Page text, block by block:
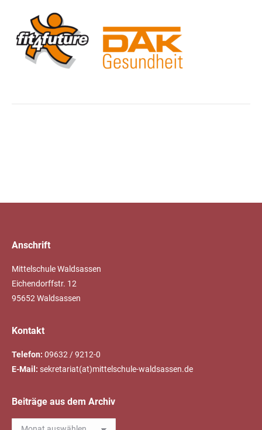
Anschrift
Mittelschule Waldsassen
Eichendorffstr. 12
95652 Waldsassen
Kontakt
Telefon: 09632 / 9212-0
E-Mail: sekretariat(at)mittelschule-waldsassen.de
Beiträge aus dem Archiv
Beiträge